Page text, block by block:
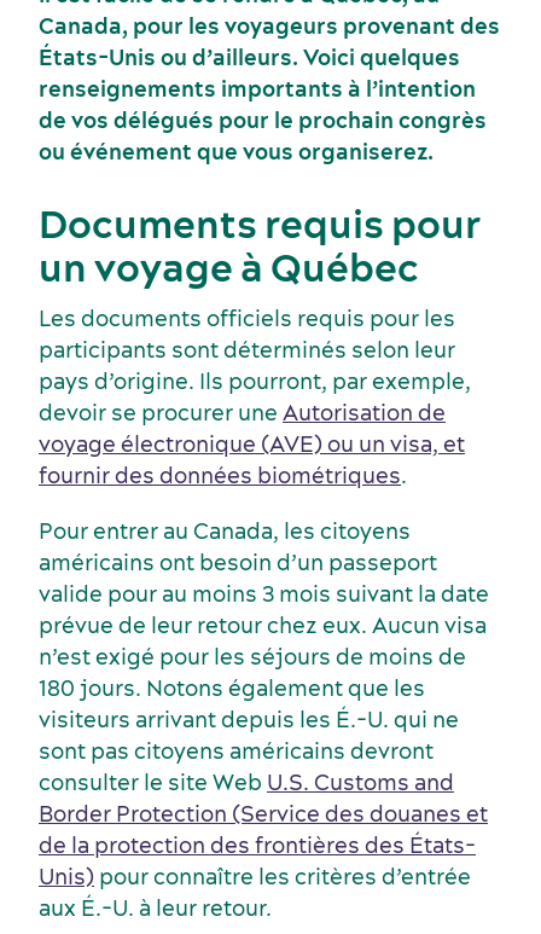
Gastronomie et services alimentaires
Histoire et culture
Événements sportifs
Canada, pour les voyageurs provenant des
États-Unis ou d’ailleurs. Voici quelques
renseignements importants à l’intention
de vos délégués pour le prochain congrès
ou événement que vous organiserez.
Documents requis pour
un voyage à Québec
Les documents officiels requis pour les
participants sont déterminés selon leur
pays d’origine. Ils pourront, par exemple,
devoir se procurer une Autorisation de
voyage électronique (AVE) ou un visa, et
fournir des données biométriques.
Pour entrer au Canada, les citoyens
américains ont besoin d’un passeport
valide pour au moins 3 mois suivant la date
prévue de leur retour chez eux. Aucun visa
n’est exigé pour les séjours de moins de
180 jours. Notons également que les
visiteurs arrivant depuis les É.-U. qui ne
sont pas citoyens américains devront
consulter le site Web U.S. Customs and
Border Protection (Service des douanes et
de la protection des frontières des États-
Unis) pour connaître les critères d’entrée
aux É.-U. à leur retour.